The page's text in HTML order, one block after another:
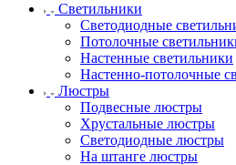
Светильники
Светодиодные
Потолочные
Настенные светильники
Настенно-потолочные
Люстры
Подвесные люстры
Хрустальные люстры
Светодиодные люстры
На штанге люстры